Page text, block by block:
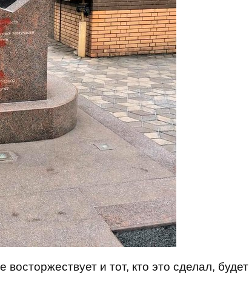
и тот, кто это сделал, будет